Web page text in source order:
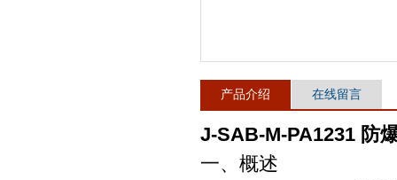
产品介绍 在线留言
J-SAB-M-PA1231 防
一、概述